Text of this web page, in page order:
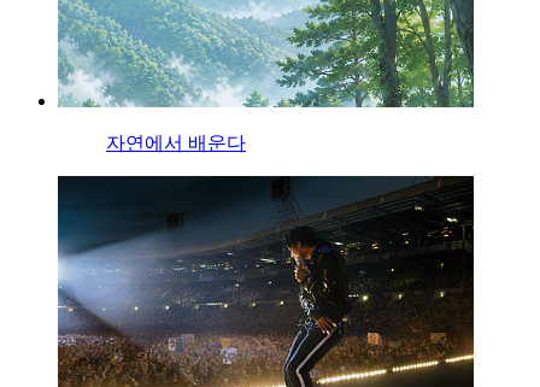
자연에서 배운다